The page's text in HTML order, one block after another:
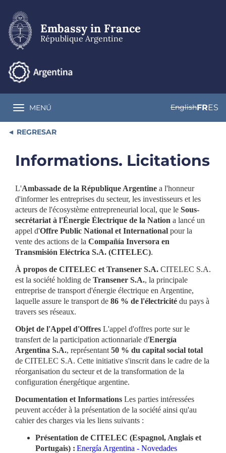
main
content
Embassy in France
République Argentine
Toggle navigation
MENÚ EnglishFRES
REGRESAR
Informations. Licitations
L'Ambassade de la République Argentine a l'honneur
d'informer les entreprises du secteur, les investisseurs et les
acteurs de l'écosystème entrepreneurial local, que le Sous-
secrétariat à l'Énergie Électrique de la Nation a lancé un
appel d'Offre Public National et International pour la
vente des actions de la Compañía Inversora en
Transmisión Eléctrica S.A. (CITELEC).
À propos de CITELEC et Transener S.A. CITELEC S.A.
est la société holding de Transener S.A., la principale
entreprise de transport d'énergie électrique en Argentine,
laquelle assure le transport de 86 % de l'électricité du pays à
travers ses réseaux.
Objet de l'Appel d'Offres L'appel d'offres porte sur le
transfert de la participation actionnariale d'Energía
Argentina S.A., représentant 50 % du capital social total
de CITELEC S.A. Cette initiative s'inscrit dans le cadre de la
réorganisation du secteur et de la transformation de la
configuration énergétique argentine.
Documentation et Informations Les parties intéressées
peuvent accéder à la présentation de la société ainsi qu'au
cahier des charges via les liens suivants :
Présentation de CITELEC (Espagnol, Anglais et
Portugais) : Energía Argentina - Novedades